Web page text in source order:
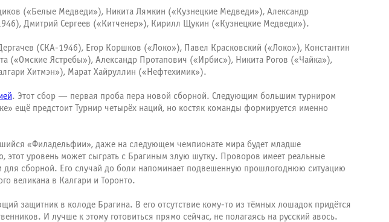
(«Белые Медведи»), Никита Лямкин («Кузнецкие Медведи»), Александр
Дмитрий Сергеев («Китченер»), Кирилл Щукин («Кузнецкие Медведи»).
(СКА-1946), Егор Коршков («Локо»), Павел Красковский («Локо»), Константин
Ястребы»), Александр Протапович («Ирбис»), Никита Рогов («Чайка»),
Хитмэн»), Марат Хайруллин («Нефтехимик»).
. Этот сбор — первая проба пера новой сборной. Следующим большим турниром
ещё предстоит Турнир четырёх наций, но костяк команды формируется именно
«Филадельфии», даже на следующем чемпионате мира будет младше
этот уровень может сыграть с Брагиным злую шутку. Проворов имеет реальные
для сборной. Его случай до боли напоминает подвешенную прошлогоднюю ситуацию
великана в Калгари и Торонто.
защитник в колоде Брагина. В его отсутствие кому-то из тёмных лошадок придётся
И лучше к этому готовиться прямо сейчас, не полагаясь на русский авось.